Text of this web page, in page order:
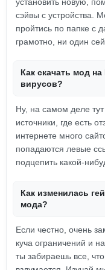
сэйвы с устройства.
пройтись по папке с
грамотно, ни один
Как скачать мод
вирусов?
Ну, на самом деле
источники, где есть
интернете много
попадаются левые
подцепить какой-
Как изменилась
мода?
Если честно, очень
куча ограничений и
ты забираешь все,